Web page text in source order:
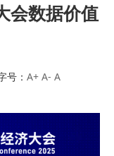
会数据价值
号： A+ A- A